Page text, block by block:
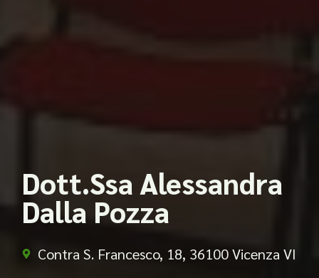
Dott.Ssa Alessandra
Dalla Pozza
Contra S. Francesco, 18, 36100 Vicenza VI